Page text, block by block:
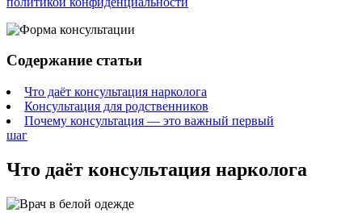
Содержание статьи
Что даёт консультация нарколога
Консультация для родственников
Почему консультация — это важный первый
шаг
Что даёт консультация нарколога